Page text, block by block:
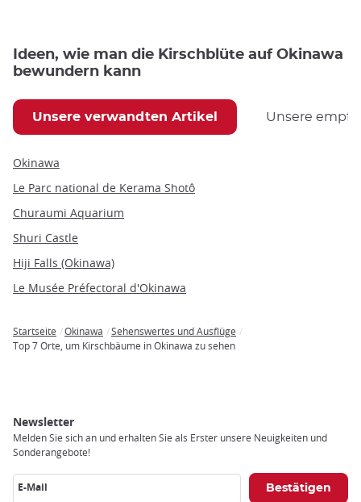
Ideen, wie man die Kirschblüte auf Okinawa
bewundern kann
Unsere verwandten Artikel Unsere
Okinawa
Le Parc national de Kerama Shotô
Churaumi Aquarium
Shuri Castle
Hiji Falls (Okinawa)
Le Musée Préfectoral d'Okinawa
Breadcrumb
Startseite Okinawa
Sehenswertes und Ausflüge
Top 7 Orte, um Kirschbäume in Okinawa zu sehen
Newsletter
Melden Sie sich an und erhalten Sie als Erster unsere Neuigkeiten und
Sonderangebote!
E-Mail